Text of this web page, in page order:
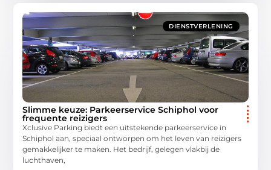
DIENSTVERLENING
Slimme keuze: Parkeerservice Schiphol voor
frequente reizigers
Xclusive Parking biedt een uitstekende parkeerservice in
Schiphol aan, speciaal ontworpen om het leven van reizigers
gemakkelijker te maken. Het bedrijf, gelegen vlakbij de
luchthaven,